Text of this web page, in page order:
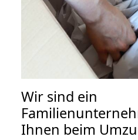
Wir sind ein
Ihnen beim